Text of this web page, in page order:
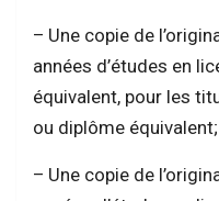
– Une copie de
années d’études en
équivalent, pour les
ou diplôme équivalent;
– Une copie de